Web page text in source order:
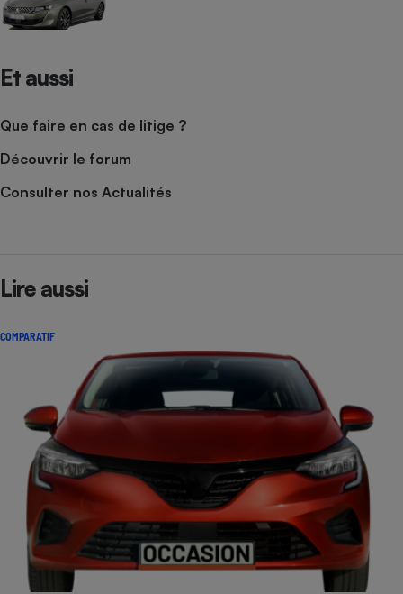
Et aussi
Que faire en cas de litige ?
Découvrir le forum
Consulter nos Actualités
Lire aussi
COMPARATIF